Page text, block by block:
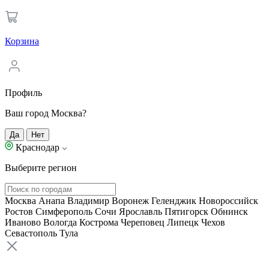
Корзина
Профиль
Ваш город Москва?
Да Нет
Краснодар
Выберите регион
Москва Анапа Владимир Воронеж Геленджик Новороссийск
Ростов Симферополь Сочи Ярославль Пятигорск Обнинск
Иваново Вологда Кострома Череповец Липецк Чехов
Севастополь Тула